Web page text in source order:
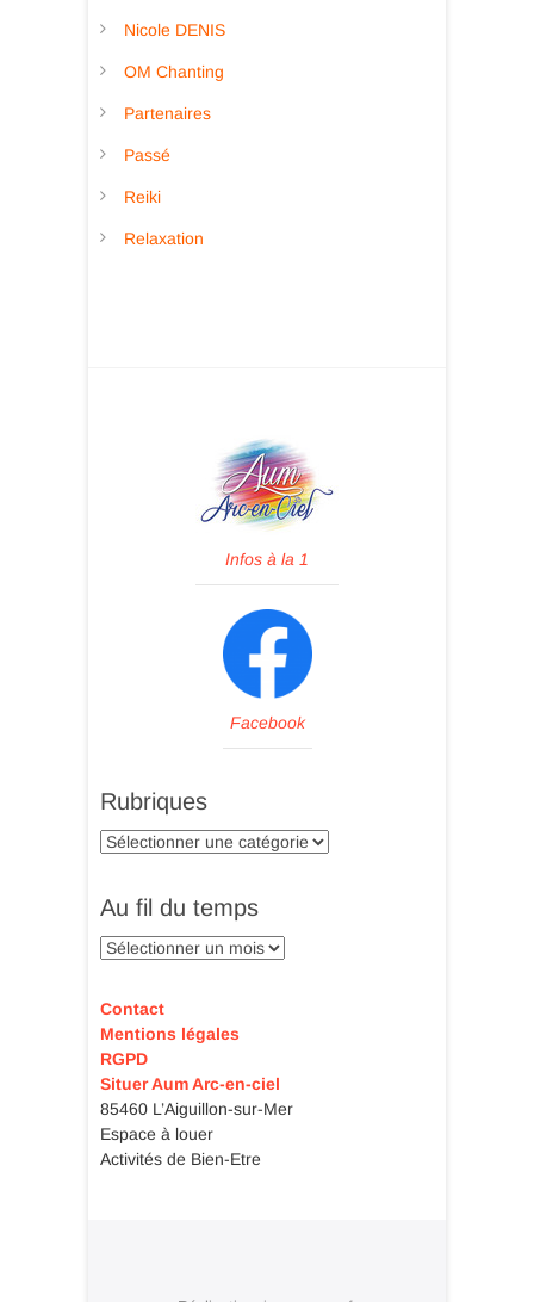
Nicole DENIS
OM Chanting
Partenaires
Passé
Reiki
Relaxation
Infos à la 1
Facebook
Rubriques
Rubriques
Au fil du temps
Au
temps
Contact
Mentions légales
RGPD
Situer Aum Arc-en-ciel
85460 L’Aiguillon-sur-Mer
Espace à louer
Activités de Bien-Etre